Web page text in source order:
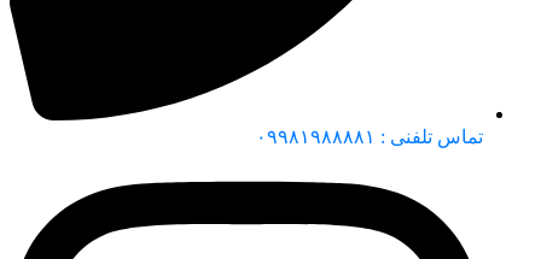
تماس تلفنی : ۰۹۹۸۱۹۸۸۸۸۱